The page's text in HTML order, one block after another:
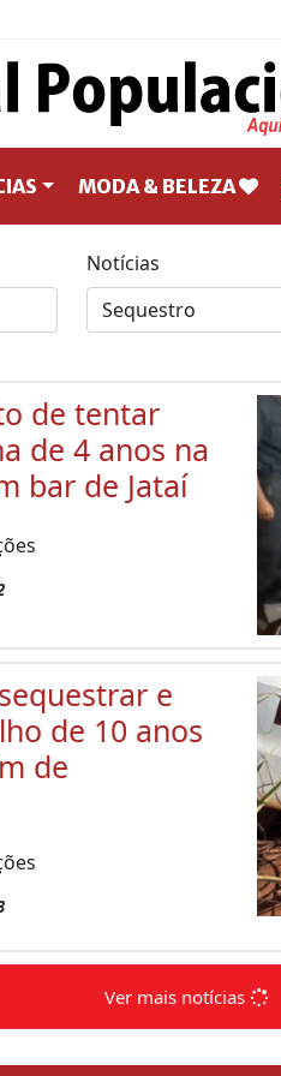
MODA & BELEZA
Notícias
de tentar
de 4 anos na
bar de Jataí
e
de 10 anos
de
Ver mais notícias